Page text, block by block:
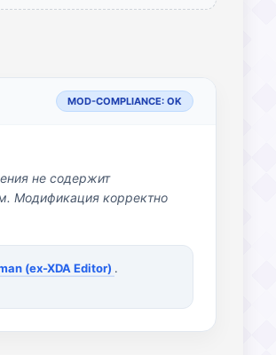
MOD-COMPLIANCE: OK
не содержит
Модификация корректно
(ex-XDA Editor) .